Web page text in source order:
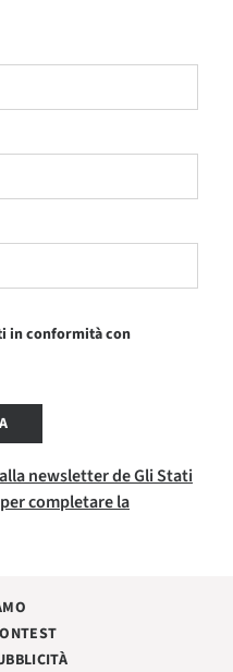
in conformità con
newsletter de Gli Stati
completare la